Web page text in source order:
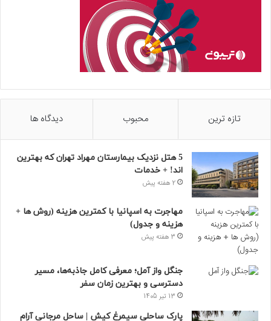
تازه ترین محبوب دیدگاه ها
5 هتل نزدیک بیمارستان مهراد تهران که بهترین‌
اند! + خدمات
2 هفته پیش
مهاجرت به اسپانیا با کمترین هزینه (روش ها +
هزینه و جدول)
3 هفته پیش
جنگل واز آمل؛ معرفی کامل جاذبه‌ها، مسیر
دسترسی و بهترین زمان سفر
13 تیر 1405
پارک ساحلی سیمرغ کیش | ساحل مرجانی آرام